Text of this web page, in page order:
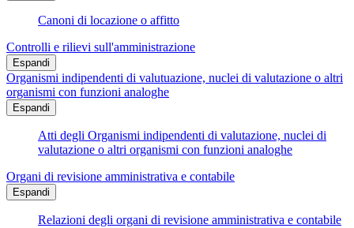
Canoni di locazione o affitto
Controlli e rilievi sull'amministrazione
Espandi
Organismi indipendenti di valutuazione, nuclei di valutazione o altri
organismi con funzioni analoghe
Espandi
Atti degli Organismi indipendenti di valutazione, nuclei di
valutazione o altri organismi con funzioni analoghe
Organi di revisione amministrativa e contabile
Espandi
Relazioni degli organi di revisione amministrativa e contabile